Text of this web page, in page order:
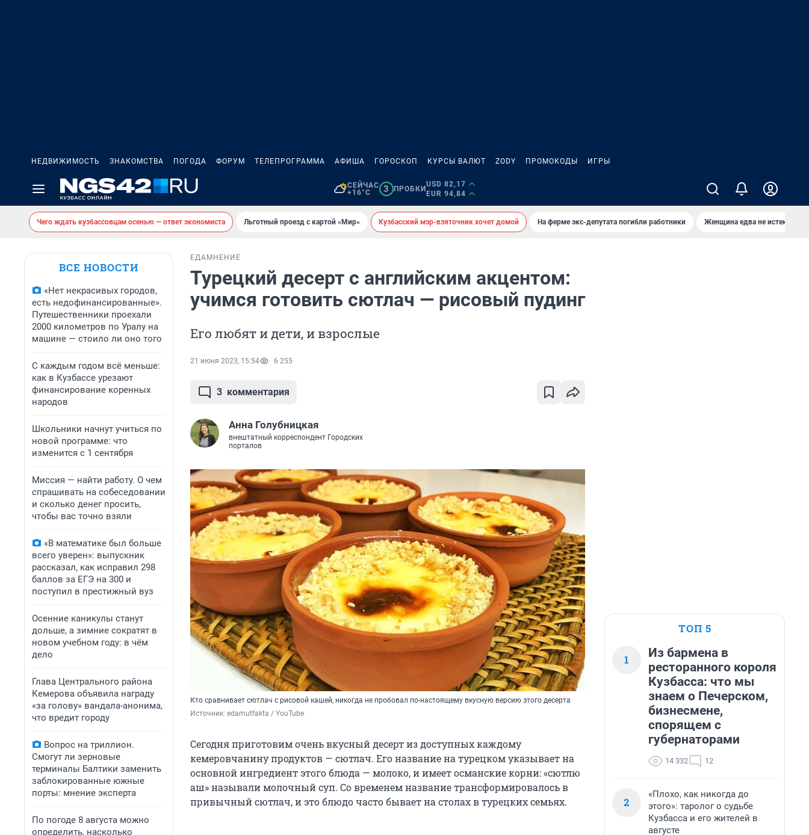
НЕДВИЖИМОСТЬ ЗНАКОМСТВА ПОГОДА ФОРУМ ТЕЛЕПРОГРАММА АФИША ГОРОСКОП КУРСЫ ВАЛЮТ ZODY ПРОМОКОДЫ ИГРЫ
СЕЙЧАС
+16°C
3 ПРОБКИ
USD 82,17
EUR 94,84
Чего ждать кузбассовцам осенью — ответ экономиста Льготный проезд с картой «Мир» Кузбасский мэр-взяточник хочет домой На ферме экс-депутата погибли работники Женщина едва не истекла
ВСЕ НОВОСТИ
«Нет некрасивых городов,
есть недофинансированные».
Путешественники проехали
2000 километров по Уралу на
машине — стоило ли оно того
С каждым годом всё меньше:
как в Кузбассе урезают
финансирование коренных
народов
Школьники начнут учиться по
новой программе: что
изменится с 1 сентября
Миссия — найти работу. О чем
спрашивать на собеседовании
и сколько денег просить,
чтобы вас точно взяли
«В математике был больше
всего уверен»: выпускник
рассказал, как исправил 298
баллов за ЕГЭ на 300 и
поступил в престижный вуз
Осенние каникулы станут
дольше, а зимние сократят в
новом учебном году: в чём
дело
Глава Центрального района
Кемерова объявила награду
«за голову» вандала-анонима,
что вредит городу
Вопрос на триллион.
Смогут ли зерновые
терминалы Балтики заменить
заблокированные южные
порты: мнение эксперта
По погоде 8 августа можно
определить, насколько
ЕДА МНЕНИЕ
Турецкий десерт с английским акцентом:
учимся готовить сютлач — рисовый пудинг
Его любят и дети, и взрослые
21 июня 2023, 15:54 6 255
3 комментария
Анна Голубницкая
внештатный корреспондент Городских
порталов
Кто сравнивает сютлач с рисовой кашей, никогда не пробовал по-настоящему вкусную версию этого десерта
Источник: edamutfakta / YouTube
Сегодня приготовим очень вкусный десерт из доступных каждому
кемеровчанину продуктов — сютлач. Его название на турецком указывает на
основной ингредиент этого блюда — молоко, и имеет османские корни: «сютлю
аш» называли молочный суп. Со временем название трансформировалось в
привычный сютлач, и это блюдо часто бывает на столах в турецких семьях.
ТОП 5
1
Из бармена в
ресторанного короля
Кузбасса: что мы
знаем о Печерском,
бизнесмене,
спорящем с
губернаторами
14 332 12
2
«Плохо, как никогда до
этого»: таролог о судьбе
Кузбасса и его жителей в
августе